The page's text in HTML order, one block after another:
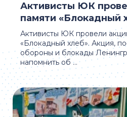
Активисты ЮК провели
«Блокадный хлеб». Акция,
обороны и блокады
напомнить об ...
Активисты ЮК
памяти «Блокадный